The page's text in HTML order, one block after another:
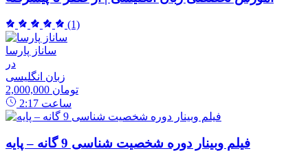
(1)
ساناز پارسا
در
زبان انگلیسی
2,000,000 تومان
2:17 ساعت
فیلم وبینار دوره شخصیت شناسی 9 گانه – پایه